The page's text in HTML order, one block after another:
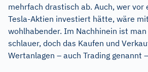
mehrfach drastisch ab. Auch, wer vor
Tesla-Aktien investiert hätte, wäre
wohlhabender. Im Nachhinein ist
schlauer, doch das Kaufen und
Wertanlagen – auch Trading genannt